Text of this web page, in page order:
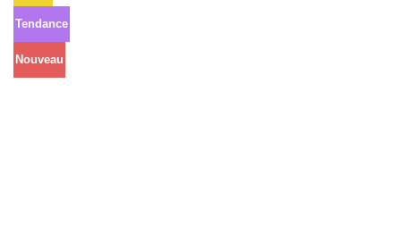
Tendance
Nouveau